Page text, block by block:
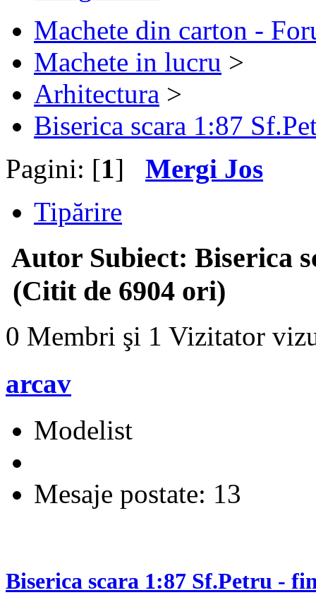
Machete din carton -
Machete in lucru >
Arhitectura >
Biserica scara 1:87
Pagini: [1] Mergi Jos
Tipărire
Autor Subiect: Biserica
(Citit de 6904 ori)
0 Membri şi 1 Vizitator
arcav
Modelist
Mesaje postate: 13
Biserica scara 1:87 Sf.Petru -